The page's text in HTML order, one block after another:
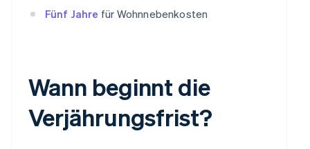
Fünf Jahre für Wohnnebenkosten
Wann beginnt die
Verjährungsfrist?